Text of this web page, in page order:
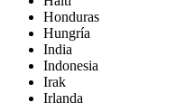
Honduras
Hungría
India
Indonesia
Irak
Irlanda